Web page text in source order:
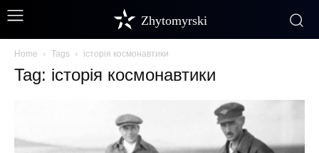
Zhytomyrski
Home Tags історія космонавтики
Tag: історія космонавтики